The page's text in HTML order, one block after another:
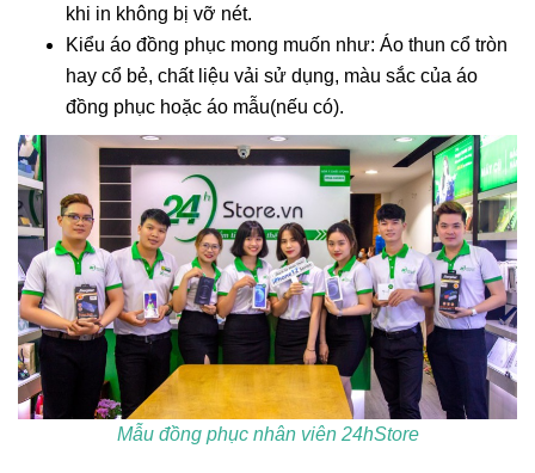
khi in không bị vỡ nét.
Kiểu áo đồng phục mong muốn như: Áo thun cổ tròn
hay cổ bẻ, chất liệu vải sử dụng, màu sắc của áo
đồng phục hoặc áo mẫu(nếu có).
Mẫu đồng phục nhân viên 24hStore